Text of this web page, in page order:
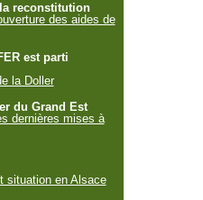
reconstitution
des aides de
est parti
la Doller
du Grand Est
dernières mises à
situation en Alsace